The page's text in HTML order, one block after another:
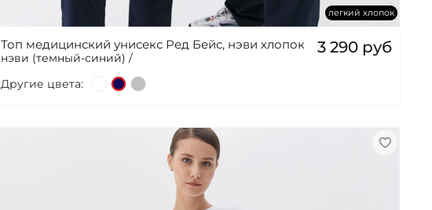
легкий хлопок
Топ медицинский унисекс Ред Бейс, нэви хлопок
нэви (темный-синий) /
3 290 руб
Другие цвета: